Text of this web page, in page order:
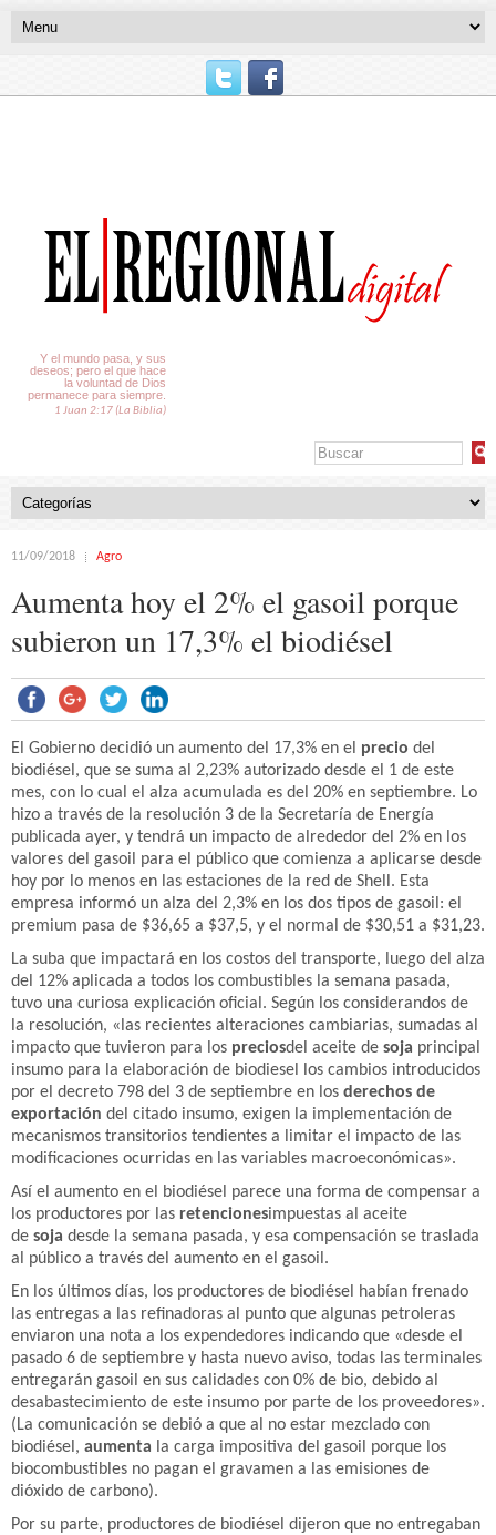
Y el mundo pasa, y sus
deseos; pero el que hace
la voluntad de Dios
permanece para siempre.
1 Juan 2:17 (La Biblia)
11/09/2018 Agro
Aumenta hoy el 2% el gasoil porque
subieron un 17,3% el biodiésel
El Gobierno decidió un aumento del 17,3% en el precio del
biodiésel, que se suma al 2,23% autorizado desde el 1 de este
mes, con lo cual el alza acumulada es del 20% en septiembre. Lo
hizo a través de la resolución 3 de la Secretaría de Energía
publicada ayer, y tendrá un impacto de alrededor del 2% en los
valores del gasoil para el público que comienza a aplicarse desde
hoy por lo menos en las estaciones de la red de Shell. Esta
empresa informó un alza del 2,3% en los dos tipos de gasoil: el
premium pasa de $36,65 a $37,5, y el normal de $30,51 a $31,23.
La suba que impactará en los costos del transporte, luego del alza
del 12% aplicada a todos los combustibles la semana pasada,
tuvo una curiosa explicación oficial. Según los considerandos de
la resolución, «las recientes alteraciones cambiarias, sumadas al
impacto que tuvieron para los preciosdel aceite de soja principal
insumo para la elaboración de biodiesel los cambios introducidos
por el decreto 798 del 3 de septiembre en los derechos de
exportación del citado insumo, exigen la implementación de
mecanismos transitorios tendientes a limitar el impacto de las
modificaciones ocurridas en las variables macroeconómicas».
Así el aumento en el biodiésel parece una forma de compensar a
los productores por las retencionesimpuestas al aceite
de soja desde la semana pasada, y esa compensación se traslada
al público a través del aumento en el gasoil.
En los últimos días, los productores de biodiésel habían frenado
las entregas a las refinadoras al punto que algunas petroleras
enviaron una nota a los expendedores indicando que «desde el
pasado 6 de septiembre y hasta nuevo aviso, todas las terminales
entregarán gasoil en sus calidades con 0% de bio, debido al
desabastecimiento de este insumo por parte de los proveedores».
(La comunicación se debió a que al no estar mezclado con
biodiésel, aumenta la carga impositiva del gasoil porque los
biocombustibles no pagan el gravamen a las emisiones de
dióxido de carbono).
Por su parte, productores de biodiésel dijeron que no entregaban